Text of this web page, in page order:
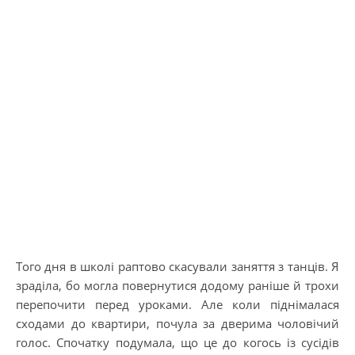
Того дня в школі раптово скасували заняття з танців. Я
зраділа, бо могла повернутися додому раніше й трохи
перепочити перед уроками. Але коли піднімалася
сходами до квартири, почула за дверима чоловічий
голос. Спочатку подумала, що це до когось із сусідів